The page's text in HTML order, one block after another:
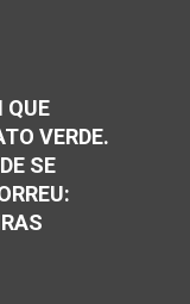
Equipes do
Militar de
Uma mulher
gravemente
do Samu
Monte Azul. Essa
QUE
VERDE.
SE